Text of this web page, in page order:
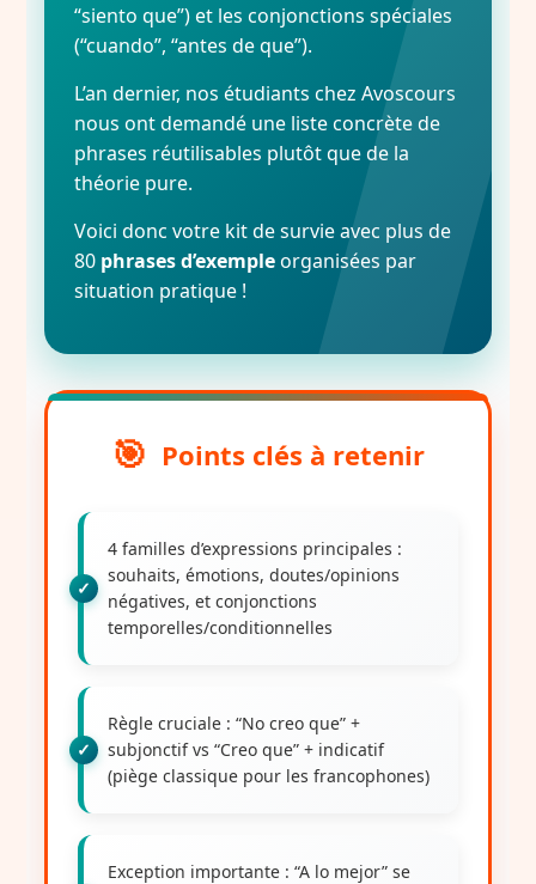
“siento que”) et les conjonctions spéciales
(“cuando”, “antes de que”).
L’an dernier, nos étudiants chez Avoscours
nous ont demandé une liste concrète de
phrases réutilisables plutôt que de la
théorie pure.
Voici donc votre kit de survie avec plus de
80 phrases d’exempleorganisées par
situation pratique !
Points clés à retenir
4 familles d’expressions principales :
souhaits, émotions, doutes/opinions
négatives, et conjonctions
temporelles/conditionnelles
Règle cruciale : “No creo que” +
subjonctif vs “Creo que” + indicatif
(piège classique pour les francophones)
Exception importante : “A lo mejor” se